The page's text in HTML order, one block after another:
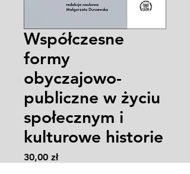
Współczesne
formy
obyczajowo-
publiczne w życiu
społecznym i
kulturowe historie
30,00 złCena